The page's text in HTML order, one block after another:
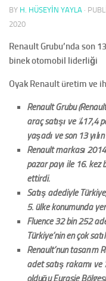
BY H. HÜSEYIN YAYLA ·
2020
Renault Grubu’nda son
binek otomobil liderliği
Oyak Renault üretim ve
Renault Grubu
araç satışı ve %17,4
yaşadı ve son 13
Renault markası
pazar payı ile 16.
ettirdi.
Satış adediyle
5. ülke konumunda
Fluence 32 bin 252
Türkiye’nin en çok
Renault’nun tasarım
adet satış rakamı ve
olduğu Eurasie